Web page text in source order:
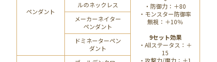
・防御力：＋80
・モンスター防御率
無視：＋10％
9セット効果
・Allステータス：＋
15
ペンダント
ルのネックレス
メーカーネイター
ペンダント
ドミネーターペン
ダント